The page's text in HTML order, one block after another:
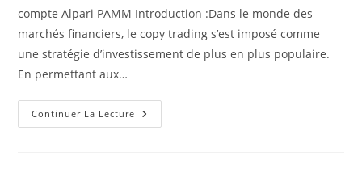
compte Alpari PAMM Introduction :Dans le monde des
marchés financiers, le copy trading s’est imposé comme
une stratégie d’investissement de plus en plus populaire.
En permettant aux…
Continuer La Lecture Copy
Trading: